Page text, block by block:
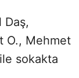
Daş,
O., Mehmet
sokakta